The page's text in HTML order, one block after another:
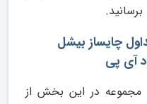
چایساز بیشل
آی پی
مجموعه در این بخش از